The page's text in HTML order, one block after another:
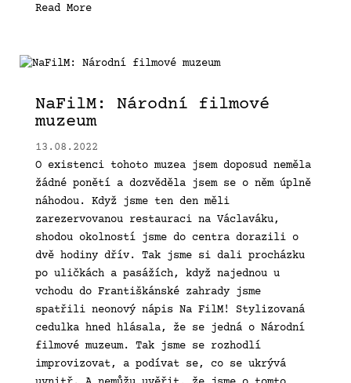
Read More
NaFilM: Národní filmové
muzeum
13.08.2022
O existenci tohoto muzea jsem doposud neměla
žádné ponětí a dozvěděla jsem se o něm úplně
náhodou. Když jsme ten den měli
zarezervovanou restauraci na Václaváku,
shodou okolností jsme do centra dorazili o
dvě hodiny dřív. Tak jsme si dali procházku
po uličkách a pasážích, když najednou u
vchodu do Františkánské zahrady jsme
spatřili neonový nápis Na FilM! Stylizovaná
cedulka hned hlásala, že se jedná o Národní
filmové muzeum. Tak jsme se rozhodlí
improvizovat, a podívat se, co se ukrývá